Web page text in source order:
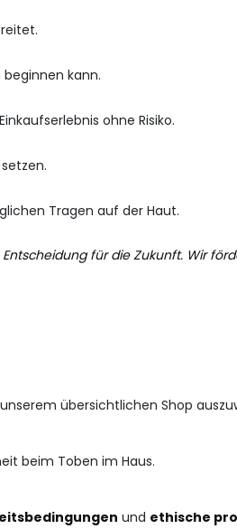
kann.
ohne Risiko.
Tragen auf der Haut.
für die Zukunft. Wir
übersichtlichen Shop
beim Toben im Haus.
und ethische